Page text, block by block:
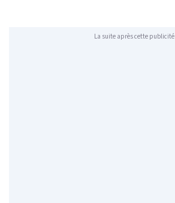
La suite après cette publicité